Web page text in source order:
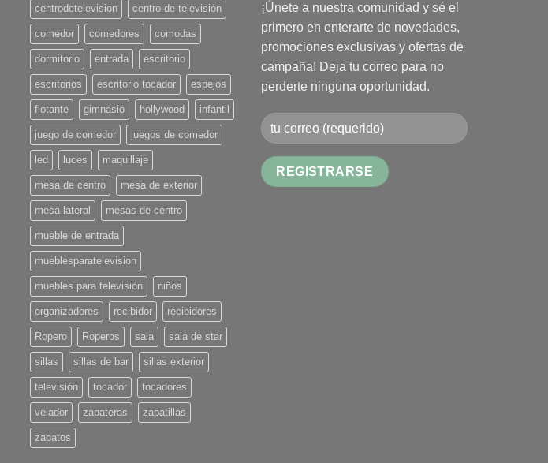
centrodetelevision centro de televisión
comedor comedores comodas
dormitorio entrada escritorio
escritorios escritorio tocador espejos
flotante gimnasio hollywood infantil
juego de comedor juegos de comedor
led luces maquillaje
mesa de centro mesa de exterior
mesa lateral mesas de centro
mueble de entrada
mueblesparatelevision
muebles para televisión niños
organizadores recibidor recibidores
Ropero Roperos sala sala de star
sillas sillas de bar sillas exterior
televisión tocador tocadores
velador zapateras zapatillas
zapatos
¡Únete a nuestra comunidad y sé el
primero en enterarte de novedades,
promociones exclusivas y ofertas de
campaña! Deja tu correo para no
perderte ninguna oportunidad.